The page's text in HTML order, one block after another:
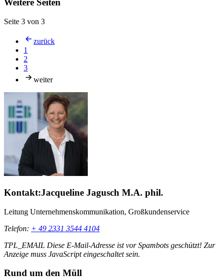
Weitere Seiten
Seite 3 von 3
zurück
1
2
3
weiter
Kontakt:Jacqueline Jagusch M.A. phil.
Leitung Unternehmenskommunikation, Großkundenservice
Telefon: + 49 2331 3544 4104
TPL_EMAIL Diese E-Mail-Adresse ist vor Spambots geschützt! Zur
Anzeige muss JavaScript eingeschaltet sein.
Rund um den Müll